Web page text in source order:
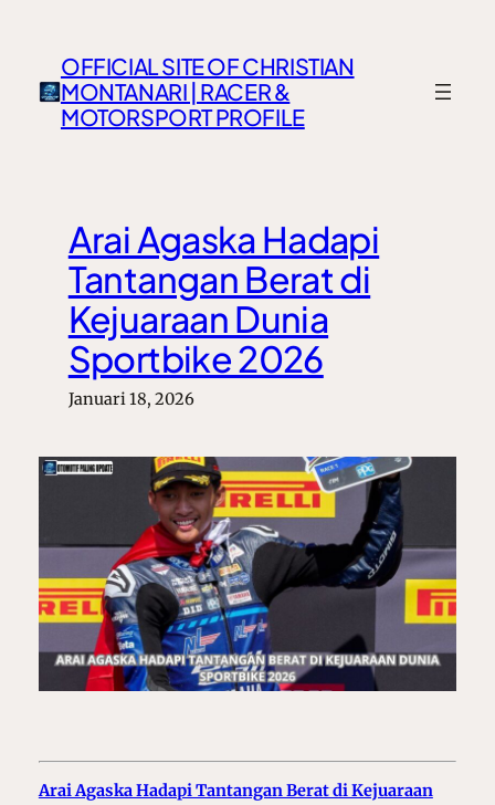
kontenOFFICIAL SITE OF CHRISTIAN
MONTANARI | RACER &
MOTORSPORT PROFILE
Arai Agaska Hadapi
Tantangan Berat di
Kejuaraan Dunia
Sportbike 2026
Januari 18, 2026
Arai Agaska Hadapi Tantangan Berat di Kejuaraan